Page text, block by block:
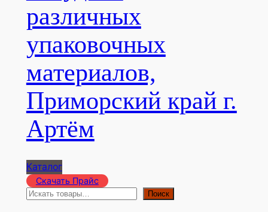
различных
упаковочных
материалов,
Приморский край г.
Артём
Каталог
Скачать Прайс
П
Поиск